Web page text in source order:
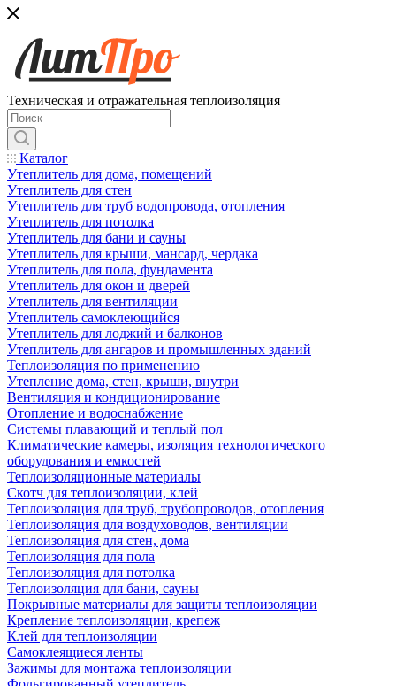
Техническая и отражательная теплоизоляция
Каталог
Утеплитель для дома, помещений
Утеплитель для стен
Утеплитель для труб водопровода, отопления
Утеплитель для потолка
Утеплитель для бани и сауны
Утеплитель для крыши, мансард, чердака
Утеплитель для пола, фундамента
Утеплитель для окон и дверей
Утеплитель для вентиляции
Утеплитель самоклеющийся
Утеплитель для лоджий и балконов
Утеплитель для ангаров и промышленных зданий
Теплоизоляция по применению
Утепление дома, стен, крыши, внутри
Вентиляция и кондиционирование
Отопление и водоснабжение
Системы плавающий и теплый пол
Климатические камеры, изоляция технологического
оборудования и емкостей
Теплоизоляционные материалы
Скотч для теплоизоляции, клей
Теплоизоляция для труб, трубопроводов, отопления
Теплоизоляция для воздуховодов, вентиляции
Теплоизоляция для стен, дома
Теплоизоляция для пола
Теплоизоляция для потолка
Теплоизоляция для бани, сауны
Покрывные материалы для защиты теплоизоляции
Крепление теплоизоляции, крепеж
Клей для теплоизоляции
Самоклеящиеся ленты
Зажимы для монтажа теплоизоляции